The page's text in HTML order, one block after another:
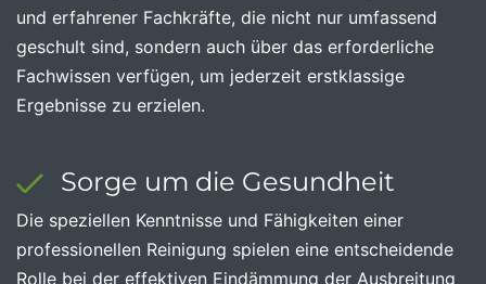
und erfahrener Fachkräfte, die nicht nur umfassend
geschult sind, sondern auch über das erforderliche
Fachwissen verfügen, um jederzeit erstklassige
Ergebnisse zu erzielen.
Sorge um die Gesundheit
Die speziellen Kenntnisse und Fähigkeiten einer
professionellen Reinigung spielen eine entscheidende
Rolle bei der effektiven Eindämmung der Ausbreitung